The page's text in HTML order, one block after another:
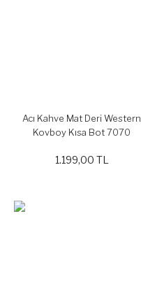
Acı Kahve Mat Deri Western
Kovboy Kısa Bot 7070
1.199,00 TL